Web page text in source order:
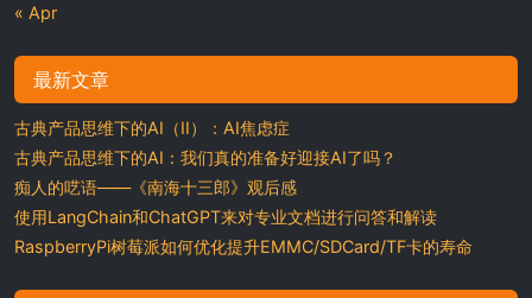
« Apr
最新文章
古典产品思维下的AI（II）：AI焦虑症
古典产品思维下的AI：我们真的准备好迎接AI了吗？
痴人的呓语——《南海十三郎》观后感
使用LangChain和ChatGPT来对专业文档进行问答和解读
RaspberryPi树莓派如何优化提升EMMC/SDCard/TF卡的寿命